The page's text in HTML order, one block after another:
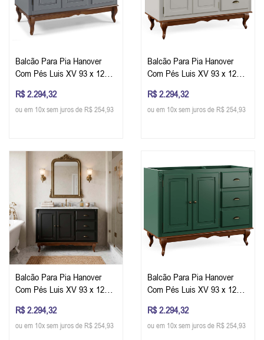
Balcão Para Pia Hanover
Com Pés Luis XV 93 x 120 x
Escuro - Imbuia Glazer
R$ 2.294,32
ou em 10x sem juros de R$ 254,93
Balcão Para Pia Hanover
Com Pés Luis XV 93 x 120 x
Offwhite - Imbuia Glazer
R$ 2.294,32
ou em 10x sem juros de R$ 254,93
Balcão Para Pia Hanover
Com Pés Luis XV 93 x 120 x
- Imbuia Glazer
R$ 2.294,32
ou em 10x sem juros de R$ 254,93
Balcão Para Pia Hanover
Com Pés Luis XV 93 x 120 x
Musgo - Imbuia Glazer
R$ 2.294,32
ou em 10x sem juros de R$ 254,93